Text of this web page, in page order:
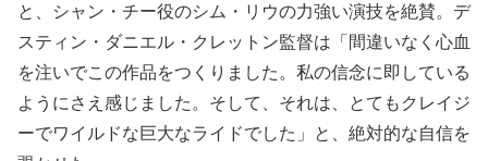
と、シャン・チー役のシム・リウの力強い演技を絶賛。デ
スティン・ダニエル・クレットン監督は「間違いなく心血
を注いでこの作品をつくりました。私の信念に即している
ようにさえ感じました。そして、それは、とてもクレイジ
ーでワイルドな巨大なライドでした」と、絶対的な自信を